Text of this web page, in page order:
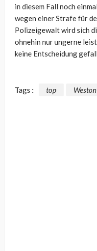
in diesem Fall noch
wegen einer Strafe für
Polizeigewalt wird sich
ohnehin nur ungerne
keine Entscheidung
Tags : top